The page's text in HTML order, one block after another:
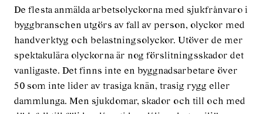
De flesta anmälda arbetsolyckorna med sjukfrånvaro i
byggbranschen utgörs av fall av person, olyckor med
handverktyg och belastningsolyckor. Utöver de mer
spektakulära olyckorna är nog förslitningsskador det
vanligaste. Det finns inte en byggnadsarbetare över
50 som inte lider av trasiga knän, trasig rygg eller
dammlunga. Men sjukdomar, skador och till och med